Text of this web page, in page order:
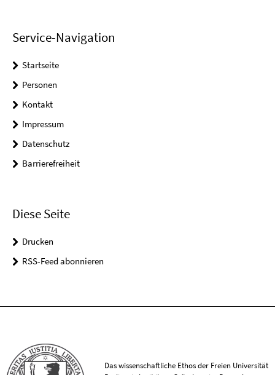
Service-Navigation
Startseite
Personen
Kontakt
Impressum
Datenschutz
Barrierefreiheit
Diese Seite
Drucken
RSS-Feed abonnieren
Das wissenschaftliche Ethos der Freien Universität